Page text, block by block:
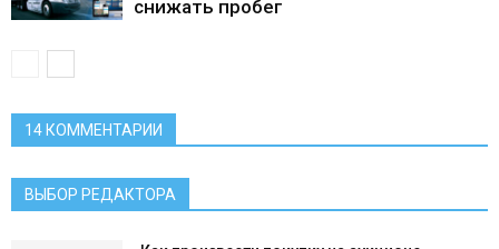
снижать пробег
14 КОММЕНТАРИИ
ВЫБОР РЕДАКТОРА